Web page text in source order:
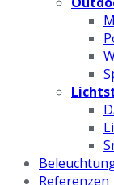
Referenzen